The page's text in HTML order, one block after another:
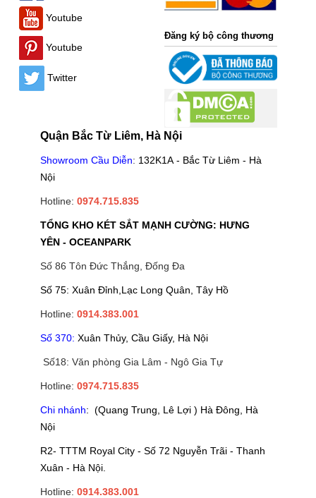
Youtube
Youtube
Twitter
Đăng ký bộ công thương
Quận Bắc Từ Liêm, Hà Nội
Showroom Cầu Diễn: 132K1A - Bắc Từ Liêm - Hà
Nội
Hotline: 0974.715.835
TỔNG KHO KÉT SẮT MẠNH CƯỜNG: HƯNG
YÊN - OCEANPARK
Số 86 Tôn Đức Thắng, Đống Đa
Số 75: Xuân Đỉnh,Lạc Long Quân, Tây Hồ
Hotline: 0914.383.001
Số 370: Xuân Thủy, Cầu Giấy, Hà Nội
Số18: Văn phòng Gia Lâm - Ngô Gia Tự
Hotline: 0974.715.835
Chi nhánh: (Quang Trung, Lê Lợi ) Hà Đông, Hà
Nội
R2- TTTM Royal City - Số 72 Nguyễn Trãi - Thanh
Xuân - Hà Nội.
Hotline: 0914.383.001